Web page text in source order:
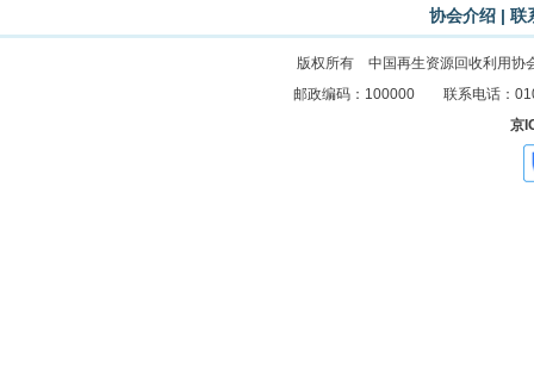
协会介绍 | 联
版权所有 中国再生资源回收利用
邮政编码：100000 联系电话：
京